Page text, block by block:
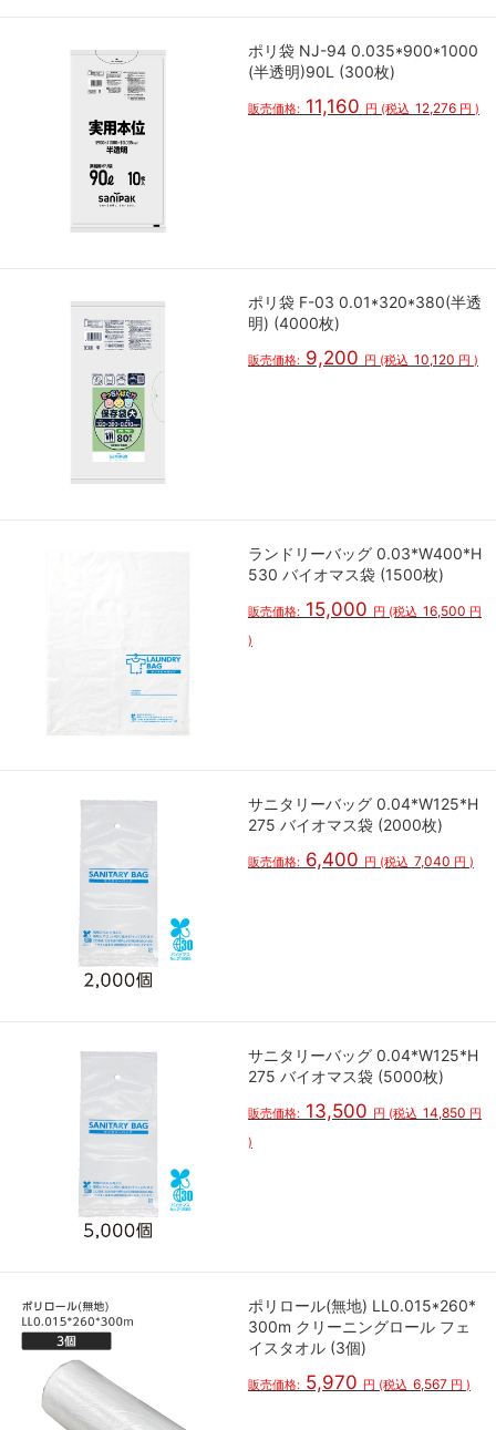
ポリ袋 NJ-94 0.035*900*1000
(半透明)90L (300枚)
販売価格: 11,160 円 (税込 12,276 円 )
ポリ袋 F-03 0.01*320*380(半透
明) (4000枚)
販売価格: 9,200 円 (税込 10,120 円 )
ランドリーバッグ 0.03*W400*H
530 バイオマス袋 (1500枚)
販売価格: 15,000 円 (税込 16,500 円
)
サニタリーバッグ 0.04*W125*H
275 バイオマス袋 (2000枚)
販売価格: 6,400 円 (税込 7,040 円 )
サニタリーバッグ 0.04*W125*H
275 バイオマス袋 (5000枚)
販売価格: 13,500 円 (税込 14,850 円
)
ポリロール(無地) LL0.015*260*
300m クリーニングロール フェ
イスタオル (3個)
販売価格: 5,970 円 (税込 6,567 円 )